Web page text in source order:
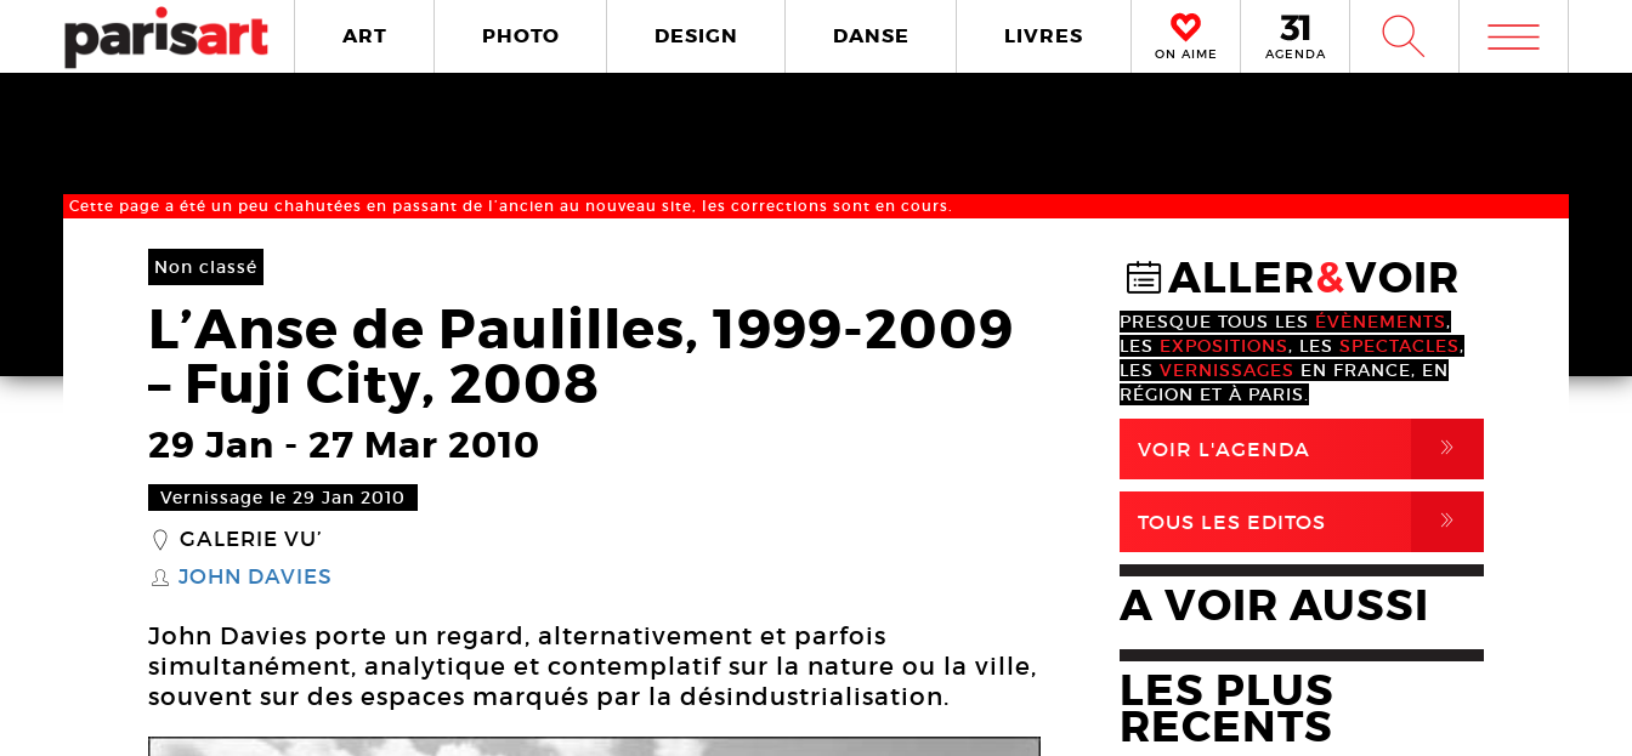
ART PHOTO DESIGN DANSE LIVRES
ON AIME AGENDA W m
Cette page a été un peu chahutées en passant de l’ancien au nouveau site, les corrections sont en cours.
Non classé
L’Anse de Paulilles, 1999-2009
– Fuji City, 2008
29 Jan - 27 Mar 2010
Vernissage le 29 Jan 2010
_ GALERIE VU’
S JOHN DAVIES
John Davies porte un regard, alternativement et parfois
simultanément, analytique et contemplatif sur la nature ou la ville,
souvent sur des espaces marqués par la désindustrialisation.
@ALLER&VOIR
PRESQUE TOUS LES ÉVÈNEMENTS,
LES EXPOSITIONS, LES SPECTACLES,
LES VERNISSAGES EN FRANCE, EN
RÉGION ET À PARIS.
VOIR L'AGENDA ,
TOUS LES EDITOS ,
A VOIR AUSSI
LES PLUS
RECENTS